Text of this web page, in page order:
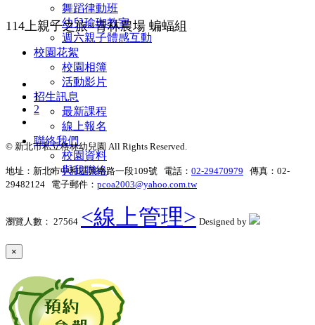
舞蹈律動班
幼兒瑜珈教室
週六親子體感互動
校園花絮
校園相簿
活動影片
招生訊息
最新課程
線上報名
聯絡我們
校園資料
與我聯絡
114上親子之旅~青林農場 蝙蝠組
1
2
© 新北市私立格林幼兒園 All Rights Reserved.
地址：新北市中和區興南路一段109號 電話： 02-29470979 傳真：02-
29482124 電子郵件： pcoa2003@yahoo.com.tw
瀏覽人數： 27564 <線上管理> Designed by
×